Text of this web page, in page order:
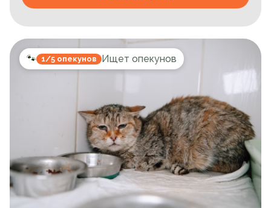
🐾 1/5 опекунов Ищет опекунов